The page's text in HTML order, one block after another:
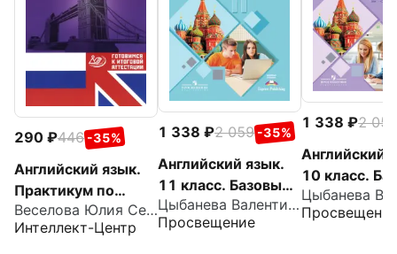
290 446 -35%
Английский язык.
Практикум по
словообразованиюВеселова Юлия Сергеевна
Интеллект-Центр
1 338 2 059 -35%
Английский язык.
11 класс. Базовый
уровень. Тетрадь-
тренажёр
Цыбанева Валентина Александровна
Просвещение
1 338
2 059
Английский
10 класс.
уровень.
тренажёр